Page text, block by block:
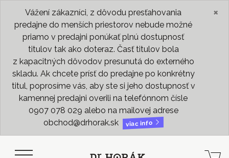
Vážení zákazníci, z dôvodu presťahovania
predajne do menších priestorov nebude možné
priamo v predajni ponúkať plnú dostupnosť
titulov tak ako doteraz. Časť titulov bola
z kapacitných dôvodov presunutá do externého
skladu. Ak chcete prísť do predajne po konkrétny
titul, poprosíme vás, aby ste si jeho dostupnosť v
kamennej predajni overili na telefónnom čísle
0907 078 029 alebo na mailovej adrese
obchod@drhorak.sk
viac info
×